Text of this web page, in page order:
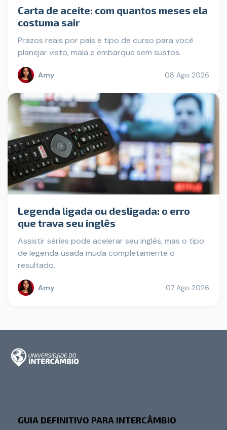
Carta de aceite: com quantos meses ela
costuma sair
Prazos reais por país e tipo de curso para você
planejar visto, mala e embarque sem sustos.
Amy 08 Ago 2026
Legenda ligada ou desligada: o erro
que trava seu inglês
Assistir séries pode acelerar seu inglês, mas o tipo
de legenda usada muda completamente o
resultado.
Amy 07 Ago 2026
GUIA DEFINITIVO PARA INTERCÂMBIO